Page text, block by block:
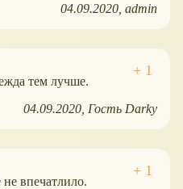
04.09.2020 admin
тем лучше.
04.09.2020 Гость Darky
впечатлило.